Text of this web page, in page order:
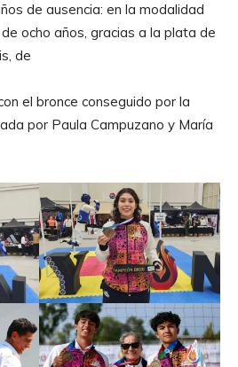
de ausencia: en la modalidad
ocho años, gracias a la plata de
de
el bronce conseguido por la
por Paula Campuzano y María